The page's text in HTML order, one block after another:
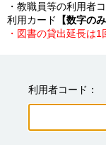
・教職員等の利用者
利用カード
【数字のみ
・図書の貸出延長は1
利用者コード